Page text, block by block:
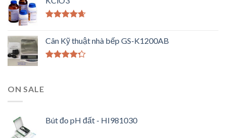
5 sao
Cân Kỹ thuật nhà bếp GS-K1200AB
ON SALE
Bút đo pH đất - HI981030